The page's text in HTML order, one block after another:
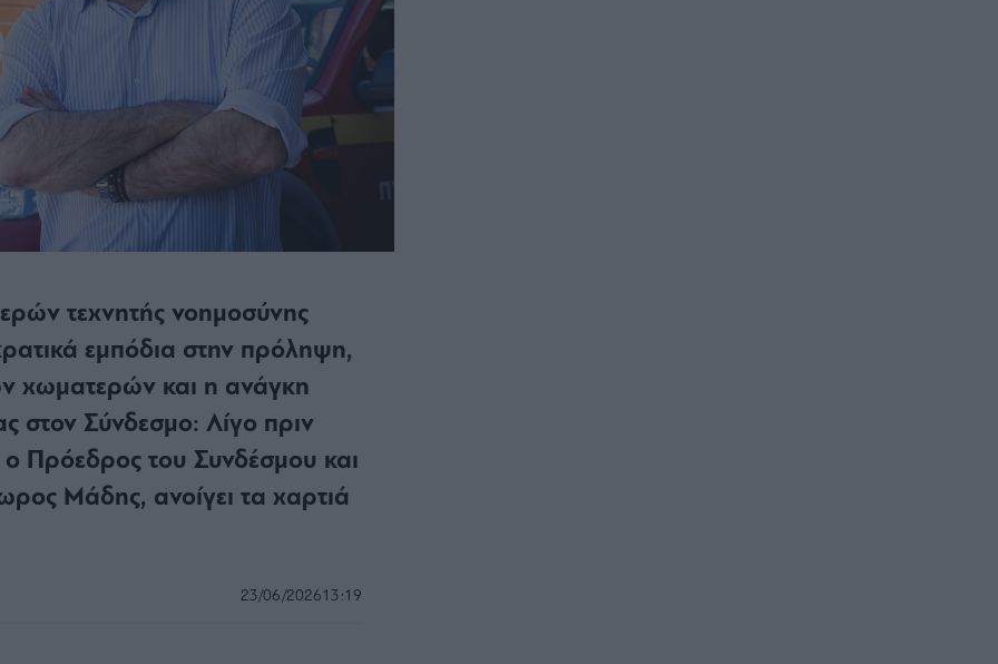
τεχνητής νοημοσύνης
εμπόδια στην πρόληψη,
χωματερών και η ανάγκη
στον Σύνδεσμο: Λίγο πριν
Πρόεδρος του Συνδέσμου και
Μάδης, ανοίγει τα χαρτιά
23/06/202613:19